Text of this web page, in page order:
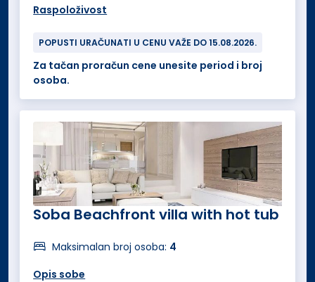
Raspoloživost
POPUSTI URAČUNATI U CENU VAŽE DO 15.08.2026.
Za tačan proračun cene unesite period i broj
osoba.
Soba Beachfront villa with hot tub
Maksimalan broj osoba: 4
Opis sobe